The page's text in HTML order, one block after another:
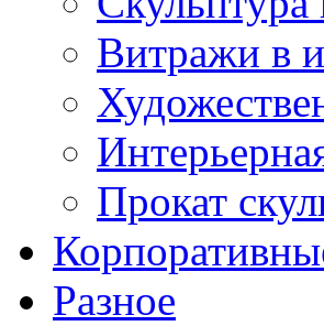
Витражи в
Прокат
Разное